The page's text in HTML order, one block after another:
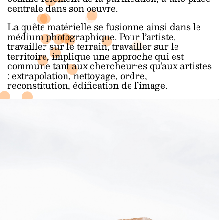
centrale dans son oeuvre.
La quête matérielle se fusionne ainsi dans le
médium photographique. Pour l’artiste,
travailler sur le terrain, travailler sur le
territoire, implique une approche qui est
commune tant aux chercheur·es qu’aux artistes
: extrapolation, nettoyage, ordre,
reconstitution, édification de l’image.